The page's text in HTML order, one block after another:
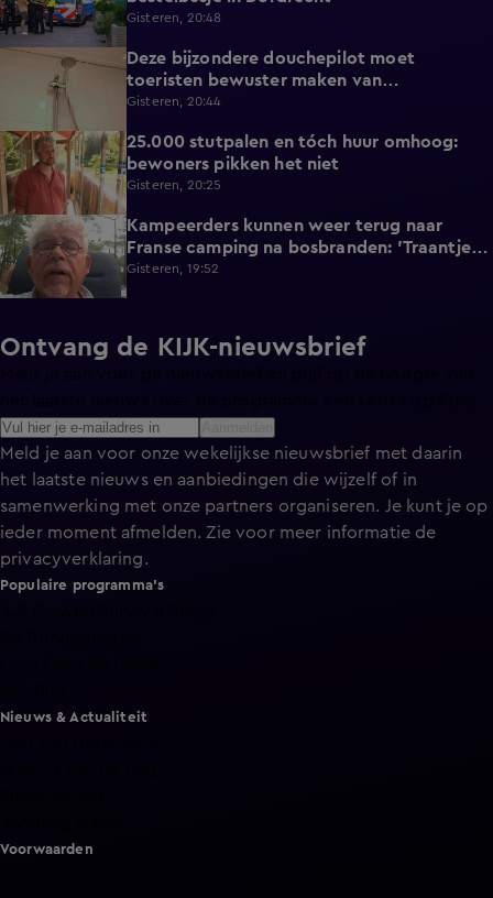
Gisteren, 20:48
Deze bijzondere douchepilot moet
toeristen bewuster maken van
waterverbruik
Gisteren, 20:44
1:33
25.000 stutpalen en tóch huur omhoog:
bewoners pikken het niet
Gisteren, 20:25
1:06
Kampeerders kunnen weer terug naar
Franse camping na bosbranden: 'Traantje
gelaten'
Gisteren, 19:52
Ontvang de KIJK-nieuwsbrief
Meld je aan voor onze wekelijkse nieuwsbrief met daarin
het laatste nieuws en aanbiedingen die wijzelf of in
samenwerking met onze partners organiseren. Je kunt je op
ieder moment afmelden. Zie voor meer informatie de
privacyverklaring.
Populaire programma's
Nieuws & Actualiteit
Voorwaarden